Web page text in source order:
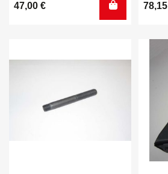
47,00 € 78,15